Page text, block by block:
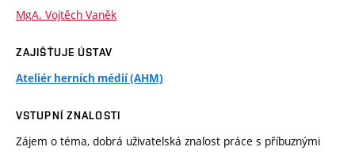
MgA. Vojtěch Vaněk
ZAJIŠŤUJE ÚSTAV
Ateliér herních médií (AHM)
VSTUPNÍ ZNALOSTI
Zájem o téma, dobrá uživatelská znalost práce s příbuznými